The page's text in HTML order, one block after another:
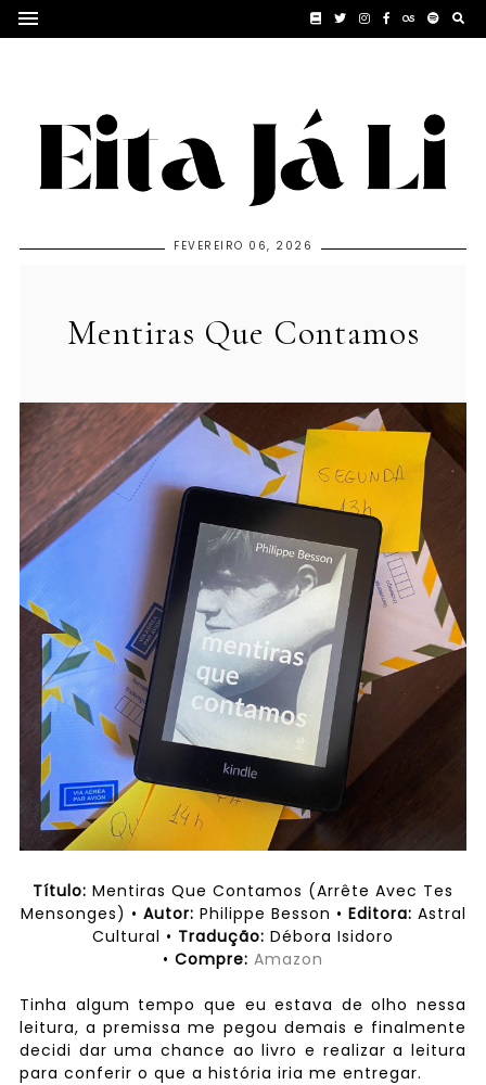
FEVEREIRO 06, 2026
Mentiras Que Contamos
Título: Mentiras Que Contamos (Arrête Avec Tes
Mensonges) • Autor: Philippe Besson • Editora: Astral
Cultural • Tradução: Débora Isidoro
• Compre: Amazon
Tinha algum tempo que eu estava de olho nessa
leitura, a premissa me pegou demais e finalmente
decidi dar uma chance ao livro e realizar a leitura
para conferir o que a história iria me entregar.